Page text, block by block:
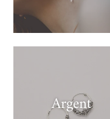
Argent